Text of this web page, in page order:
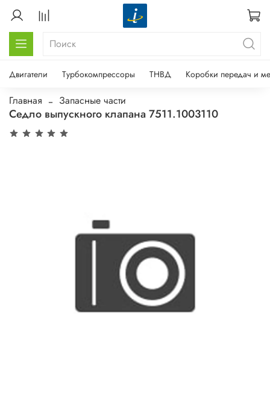
Двигатели Турбокомпрессоры ТНВД Коробки передач и
Главная Запасные части
Седло выпускного клапана 7511.1003110